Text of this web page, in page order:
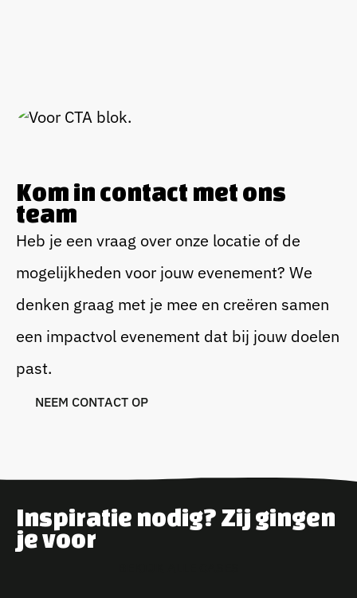
Kom in contact met ons
team
Heb je een vraag over onze locatie of de
mogelijkheden voor jouw evenement? We
denken graag met je mee en creëren samen
een impactvol evenement dat bij jouw doelen
past.
NEEM CONTACT OP
Inspiratie nodig? Zij gingen
je voor